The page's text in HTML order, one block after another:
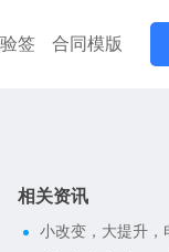
签 合同模版
相关资讯
小改变，大提升，